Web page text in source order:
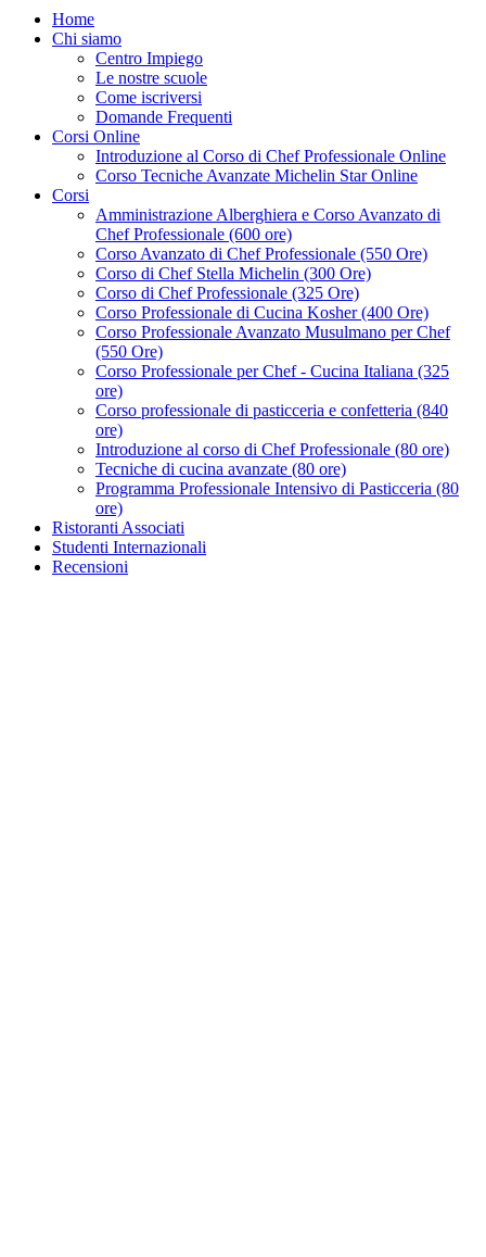
Home
Chi siamo
Centro Impiego
Le nostre scuole
Come iscriversi
Domande Frequenti
Corsi Online
Introduzione al Corso di Chef Professionale Online
Corso Tecniche Avanzate Michelin Star Online
Corsi
Amministrazione Alberghiera e Corso Avanzato di
Chef Professionale (600 ore)
Corso Avanzato di Chef Professionale (550 Ore)
Corso di Chef Stella Michelin (300 Ore)
Corso di Chef Professionale (325 Ore)
Corso Professionale di Cucina Kosher (400 Ore)
Corso Professionale Avanzato Musulmano per Chef
(550 Ore)
Corso Professionale per Chef - Cucina Italiana (325
ore)
Corso professionale di pasticceria e confetteria (840
ore)
Introduzione al corso di Chef Professionale (80 ore)
Tecniche di cucina avanzate (80 ore)
Programma Professionale Intensivo di Pasticceria (80
ore)
Ristoranti Associati
Studenti Internazionali
Recensioni